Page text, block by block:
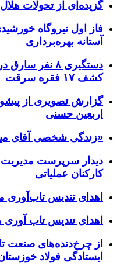
گزیده‌ای از تحولات
فاز اول نیروگاه
آستانه بهره‌برداری
دستگیری ۸
کشف ۱۷ فقره سرقت
گزارش تصویری از
اربعین حسنی
«زندگی شخصی آقای
دیدار سرپرست مدیریت
کارکنان عملیاتی
اهدای تندیس تاب‌آوری
اهدای تندیس تاب آوری
ایستادگی فولاد